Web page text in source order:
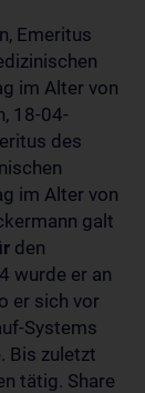
Emeritus
im Alter von
18-04-
des
im Alter von
galt
den
wurde er an
er sich vor
Systems
Bis zuletzt
tätig. Share